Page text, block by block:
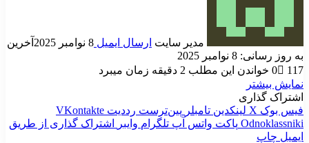
مدیر سایت ارسال ایمیل 8 نوامبر 2025
آخرین
به روز رسانی: 8 نوامبر 2025
0
117
خواندن این مطلب 2 دقیقه زمان میبرد
نمایش بیشتر
اشتراک گذاری
فیس بوک X لینکدین ‫تامبلر ‫پین‌ترست ‫رددیت ‫VKontakte
‫Odnoklassniki پاکت واتس آپ تلگرام وایبر
اشتراک گذاری از طریق
ایمیل چاپ